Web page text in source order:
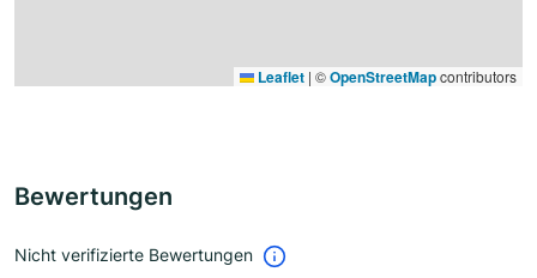
Leaflet | ©OpenStreetMapcontributors
Bewertungen
Nicht verifizierte Bewertungen